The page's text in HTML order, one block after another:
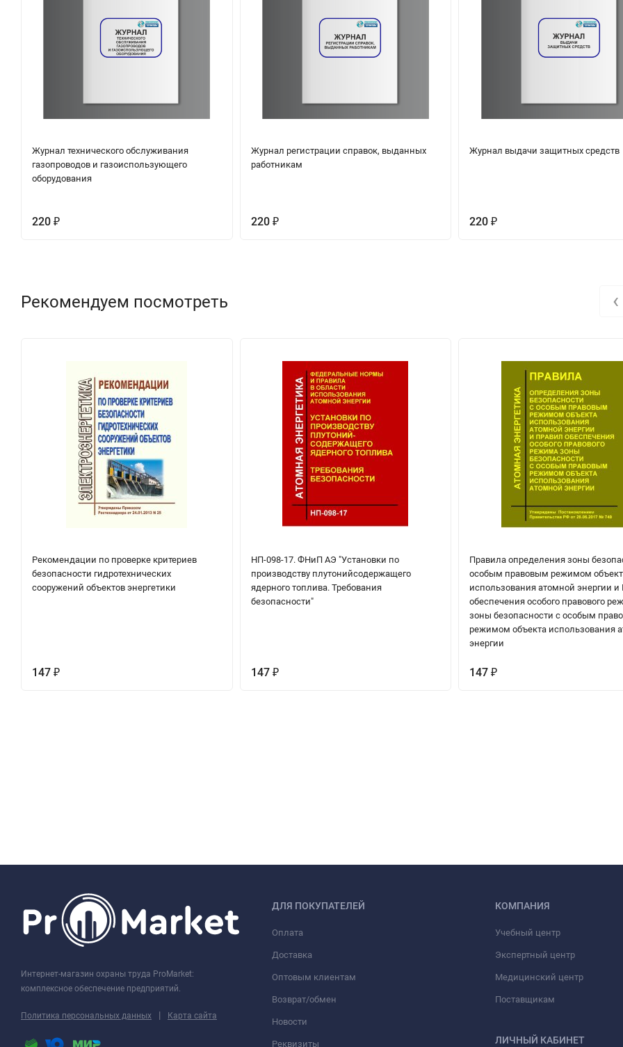
Журнал технического обслуживания
газопроводов и газоиспользующего
оборудования
220 ₽
Журнал регистрации справок, выданных
работникам
220 ₽
Журнал выдачи защитных средств
220₽
Рекомендуем посмотреть
Рекомендации по проверке критериев
безопасности гидротехнических
сооружений объектов энергетики
147 ₽
НП-098-17. ФНиП АЭ "Установки по
производству плутонийсодержащего
ядерного топлива. Требования
безопасности"
147 ₽
Правила определения зоны
особым правовым режимом
использования атомной энергии и
обеспечения особого правового
зоны безопасности с особым
режимом объекта использования
энергии
147₽
‹
Интернет-магазин охраны труда ProMarket:
комплексное обеспечение предприятий.
Политика персональных данных | Карта сайта
ДЛЯ ПОКУПАТЕЛЕЙ
Оплата
Доставка
Оптовым клиентам
Возврат/обмен
Новости
Реквизиты
КОМПАНИЯ
Учебный центр
Экспертный центр
Медицинский центр
Поставщикам
ЛИЧНЫЙ КАБИНЕТ